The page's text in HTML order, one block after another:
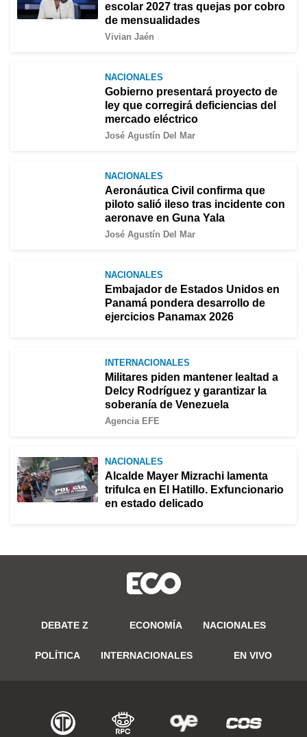
escolar 2027 tras quejas por cobro
de mensualidades
Vivian Jaén
NACIONALES
Gobierno presentará proyecto de
ley que corregirá deficiencias del
mercado eléctrico
José Agustín Del Mar
NACIONALES
Aeronáutica Civil confirma que
piloto salió ileso tras incidente con
aeronave en Guna Yala
José Agustín Del Mar
NACIONALES
Embajador de Estados Unidos en
Panamá pondera desarrollo de
ejercicios Panamax 2026
INTERNACIONALES
Militares piden mantener lealtad a
Delcy Rodríguez y garantizar la
soberanía de Venezuela
Agencia EFE
NACIONALES
Alcalde Mayer Mizrachi lamenta
trifulca en El Hatillo. Exfuncionario
en estado delicado
DEBATE Z ECONOMÍA NACIONALES
POLÍTICA INTERNACIONALES EN VIVO